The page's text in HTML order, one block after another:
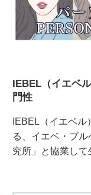
IEBEL（イエベ
門性
IEBEL（イエベ
る、イエベ・ブ
究所」と協業して